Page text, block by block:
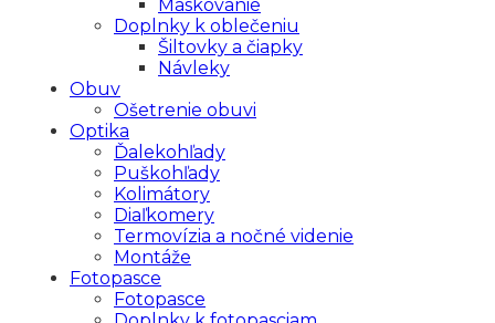
Maskovanie
Doplnky k oblečeniu
Šiltovky a čiapky
Návleky
Obuv
Ošetrenie obuvi
Optika
Ďalekohľady
Puškohľady
Kolimátory
Diaľkomery
Termovízia a nočné videnie
Montáže
Fotopasce
Fotopasce